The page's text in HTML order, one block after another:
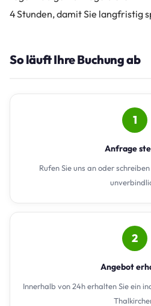
4 Stunden, damit Sie langfristig
So läuft Ihre Buchung ab
1
Anfrage
Rufen Sie uns an oder
2
Angebot
Innerhalb von 24h erhalten Sie ein